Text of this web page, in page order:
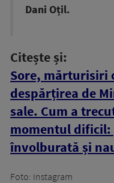
Dani Oțil.
Citește și:
Sore, mărturisiri
despărțirea de
sale. Cum a
momentul dificil:
învolburată și
Foto: Instagram